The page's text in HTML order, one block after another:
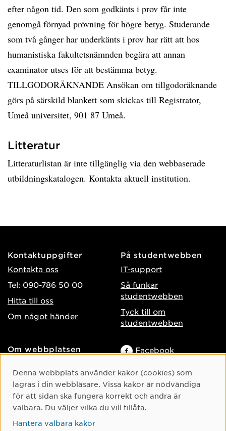
efter någon tid. Den som godkänts i prov får inte
genomgå förnyad prövning för högre betyg. Studerande
som två gånger har underkänts i prov har rätt att hos
humanistiska fakultetsnämnden begära att annan
examinator utses för att bestämma betyg.
TILLGODORÄKNANDE Ansökan om tillgodoräknande
görs på särskild blankett som skickas till Registrator,
Umeå universitet, 901 87 Umeå.
Litteratur
Litteraturlistan är inte tillgänglig via den webbaserade
utbildningskatalogen. Kontakta aktuell institution.
Kontaktuppgifter
Kontakta oss
Tel: 090-786 50 00
Hitta till oss
Om något händer
På studentwebben
IT-support
Så funkar
studentwebben
Tyck till om
studentwebben
Om webbplatsen
Behandling av
personuppgifter
Hantera kakor
Facebook
TikTok
Youtube
Cookie-samtycke
Denna webbplats använder kakor (cookies) som
lagras i din webbläsare. Vissa kakor är nödvändiga
för att sidan ska fungera korrekt och andra är
valbara. Du väljer vilka du vill tillåta.
Hantera valbara kakor